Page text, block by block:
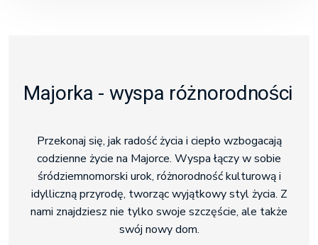
Majorka - wyspa różnorodności
Przekonaj się, jak radość życia i ciepło wzbogacają
codzienne życie na Majorce. Wyspa łączy w sobie
śródziemnomorski urok, różnorodność kulturową i
idylliczną przyrodę, tworząc wyjątkowy styl życia. Z
nami znajdziesz nie tylko swoje szczęście, ale także
swój nowy dom.